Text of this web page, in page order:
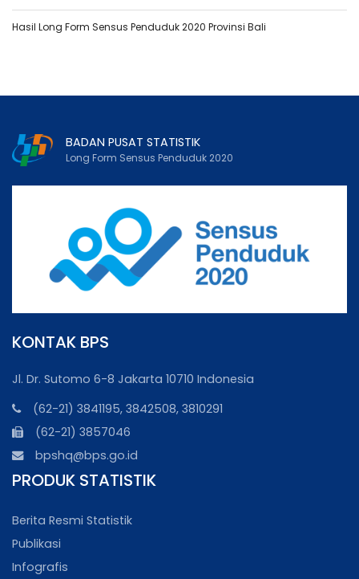
Hasil Long Form Sensus Penduduk 2020 Provinsi Bali
BADAN PUSAT STATISTIK
Long Form Sensus Penduduk 2020
KONTAK BPS
Jl. Dr. Sutomo 6-8 Jakarta 10710 Indonesia
(62-21) 3841195, 3842508, 3810291
(62-21) 3857046
bpshq@bps.go.id
PRODUK STATISTIK
Berita Resmi Statistik
Publikasi
Infografis